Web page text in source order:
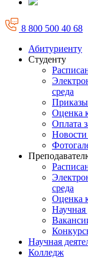
8 800 500 40 68
Абитуриенту
Студенту
среда
Оценка
Оплата
Новости
среда
Оценка
Научная
Научная
Колледж